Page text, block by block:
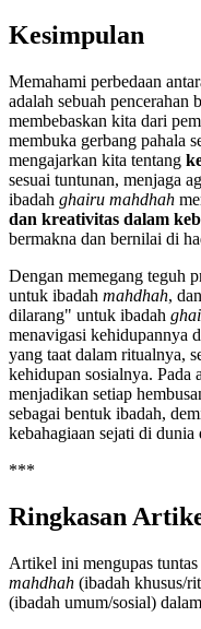
Kesimpulan
Memahami perbedaan
adalah sebuah
membebaskan kita dari
membuka gerbang pahala
mengajarkan kita tentang
sesuai tuntunan, menjaga
ibadah ghairu mahdhah
dan kreativitas dalam
bermakna dan bernilai di
Dengan memegang teguh
untuk ibadah mahdhah,
dilarang" untuk ibadah
menavigasi kehidupannya
yang taat dalam ritualnya,
kehidupan sosialnya. Pada
menjadikan setiap
sebagai bentuk ibadah,
kebahagiaan sejati di dunia
***
Ringkasan
Artikel ini mengupas tuntas
mahdhah (ibadah khusus/
(ibadah umum/sosial)